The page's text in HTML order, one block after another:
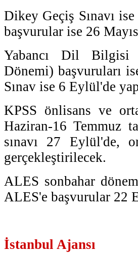
Dikey Geçiş Sınavı
başvurular ise 26
Yabancı Dil Bilgisi
Dönemi) başvuruları
Sınav ise 6 Eylül'de
KPSS önlisans ve
Haziran-16 Temmuz
sınavı 27 Eylül'de,
gerçekleştirilecek.
ALES sonbahar
ALES'e başvurular 22
İstanbul Ajansı